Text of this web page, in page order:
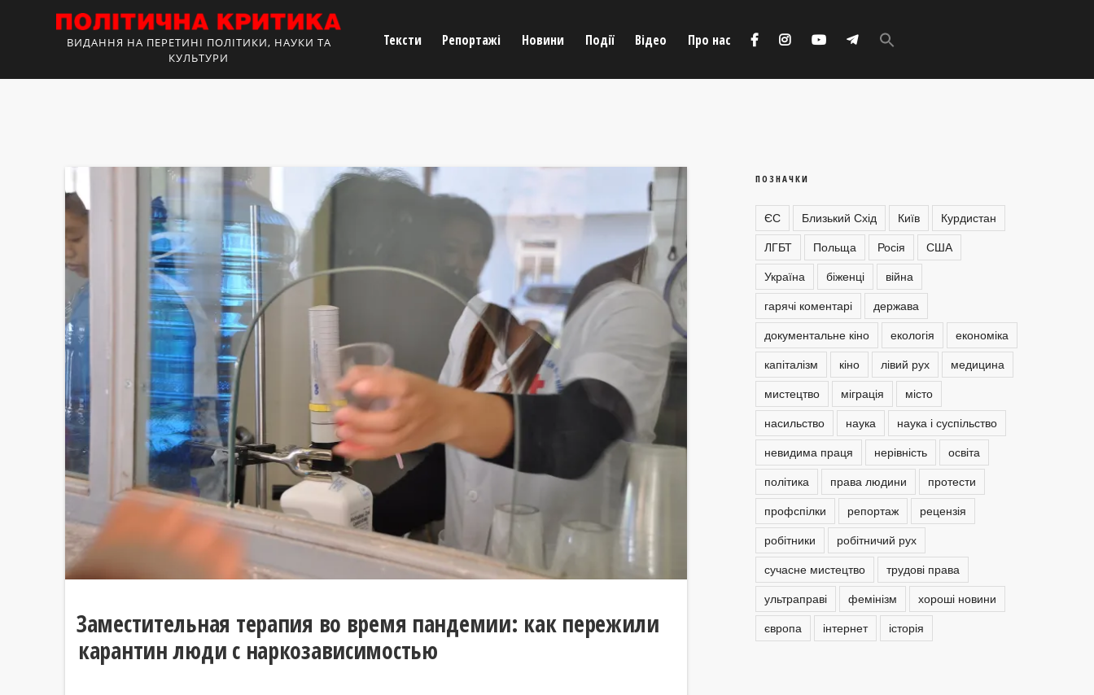
ВИДАННЯ НА ПЕРЕТИНІ ПОЛІТИКИ, НАУКИ ТА
КУЛЬТУРИ
Тексти Репортажі Новини Події Відео Про нас
Заместительная терапия во время пандемии: как пережили
карантин люди с наркозависимостью
ПОЗНАЧКИ
ЄС Близький Схід Київ
Курдистан
ЛГБТ
Польща Росія
США
Україна
біженці
війна
гарячі коментарі
держава
документальне кіно
екологія
економіка
капіталізм
кіно лівий рух
медицина
мистецтво
міграція
місто
насильство
наука
наука і суспільство
невидима праця
нерівність
освіта
політика
права людини
протести
профспілки
репортаж
рецензія
робітники
робітничий рух
сучасне мистецтво
трудові права
ультраправі
фемінізм
хороші новини
європа
інтернет історія